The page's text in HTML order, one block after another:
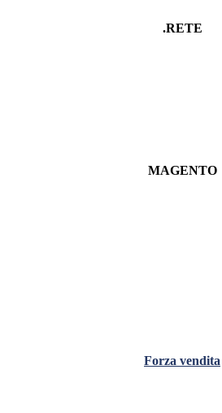
.RETE
MAGENTO
Forza vendita